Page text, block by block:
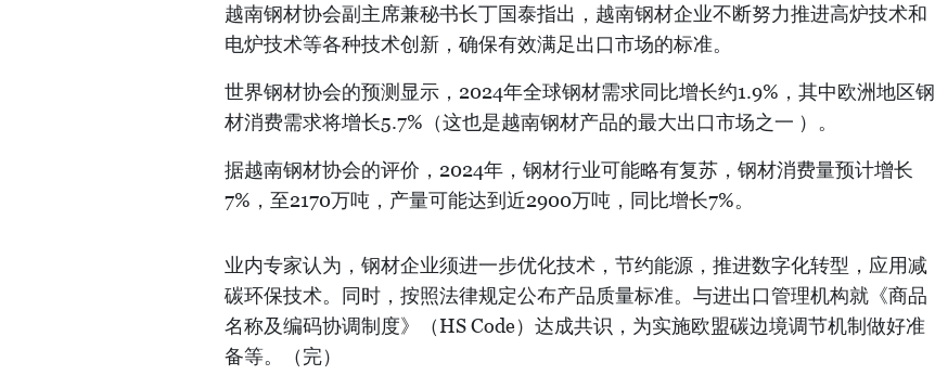
越南钢材协会副主席兼秘书长丁国泰指出，越南钢材企业不断努力推进高炉技术和
电炉技术等各种技术创新，确保有效满足出口市场的标准。
世界钢材协会的预测显示，2024年全球钢材需求同比增长约1.9%，其中欧洲地区钢
材消费需求将增长5.7%（这也是越南钢材产品的最大出口市场之一 ）。
据越南钢材协会的评价，2024年，钢材行业可能略有复苏，钢材消费量预计增长
7%，至2170万吨，产量可能达到近2900万吨，同比增长7%。
业内专家认为，钢材企业须进一步优化技术，节约能源，推进数字化转型，应用减
碳环保技术。同时，按照法律规定公布产品质量标准。与进出口管理机构就《商品
名称及编码协调制度》（HS Code）达成共识，为实施欧盟碳边境调节机制做好准
备等。（完）